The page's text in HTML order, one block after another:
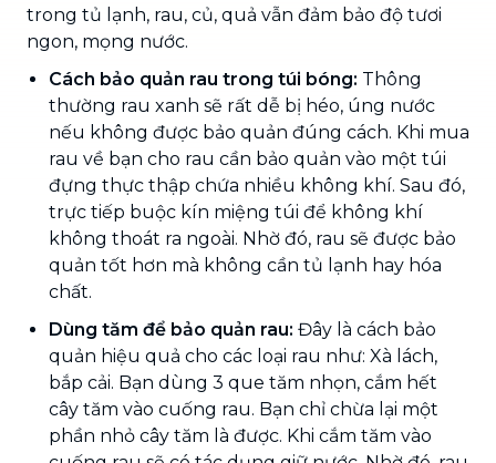
trong tủ lạnh, rau, củ, quả vẫn đảm bảo độ tươi
ngon, mọng nước.
Cách bảo quản rau trong túi bóng: Thông
thường rau xanh sẽ rất dễ bị héo, úng nước
nếu không được bảo quản đúng cách. Khi mua
rau về bạn cho rau cần bảo quản vào một túi
đựng thực thập chứa nhiều không khí. Sau đó,
trực tiếp buộc kín miệng túi để không khí
không thoát ra ngoài. Nhờ đó, rau sẽ được bảo
quản tốt hơn mà không cần tủ lạnh hay hóa
chất.
Dùng tăm để bảo quản rau: Đây là cách bảo
quản hiệu quả cho các loại rau như: Xà lách,
bắp cải. Bạn dùng 3 que tăm nhọn, cắm hết
cây tăm vào cuống rau. Bạn chỉ chừa lại một
phần nhỏ cây tăm là được. Khi cắm tăm vào